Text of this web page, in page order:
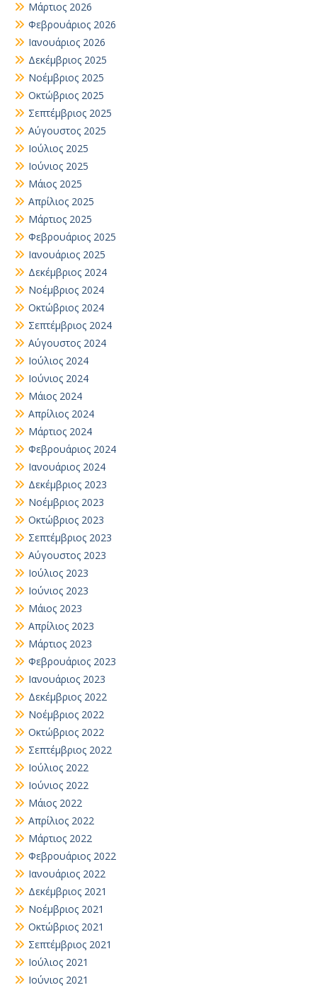
Μάρτιος 2026
Φεβρουάριος 2026
Ιανουάριος 2026
Δεκέμβριος 2025
Νοέμβριος 2025
Οκτώβριος 2025
Σεπτέμβριος 2025
Αύγουστος 2025
Ιούλιος 2025
Ιούνιος 2025
Μάιος 2025
Απρίλιος 2025
Μάρτιος 2025
Φεβρουάριος 2025
Ιανουάριος 2025
Δεκέμβριος 2024
Νοέμβριος 2024
Οκτώβριος 2024
Σεπτέμβριος 2024
Αύγουστος 2024
Ιούλιος 2024
Ιούνιος 2024
Μάιος 2024
Απρίλιος 2024
Μάρτιος 2024
Φεβρουάριος 2024
Ιανουάριος 2024
Δεκέμβριος 2023
Νοέμβριος 2023
Οκτώβριος 2023
Σεπτέμβριος 2023
Αύγουστος 2023
Ιούλιος 2023
Ιούνιος 2023
Μάιος 2023
Απρίλιος 2023
Μάρτιος 2023
Φεβρουάριος 2023
Ιανουάριος 2023
Δεκέμβριος 2022
Νοέμβριος 2022
Οκτώβριος 2022
Σεπτέμβριος 2022
Ιούλιος 2022
Ιούνιος 2022
Μάιος 2022
Απρίλιος 2022
Μάρτιος 2022
Φεβρουάριος 2022
Ιανουάριος 2022
Δεκέμβριος 2021
Νοέμβριος 2021
Οκτώβριος 2021
Σεπτέμβριος 2021
Ιούλιος 2021
Ιούνιος 2021